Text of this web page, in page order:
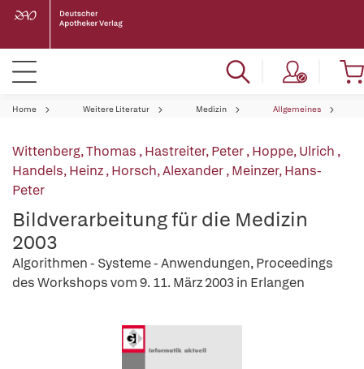
Home Weitere Literatur Medizin Allgemeines
Wittenberg, Thomas ,Hastreiter, Peter,Hoppe, Ulrich ,
Handels, Heinz,Horsch, Alexander,Meinzer, Hans-
Peter
Bildverarbeitung für die Medizin
2003
Algorithmen - Systeme - Anwendungen, Proceedings
des Workshops vom 9. 11. März 2003 in Erlangen